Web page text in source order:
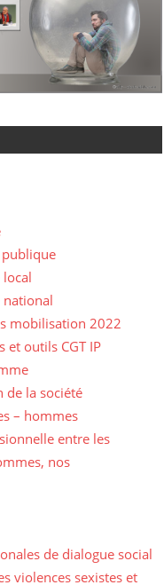
publique
mobilisation 2022
et outils CGT IP
de la société
– hommes
entre les
nos
de dialogue social
violences sexistes et